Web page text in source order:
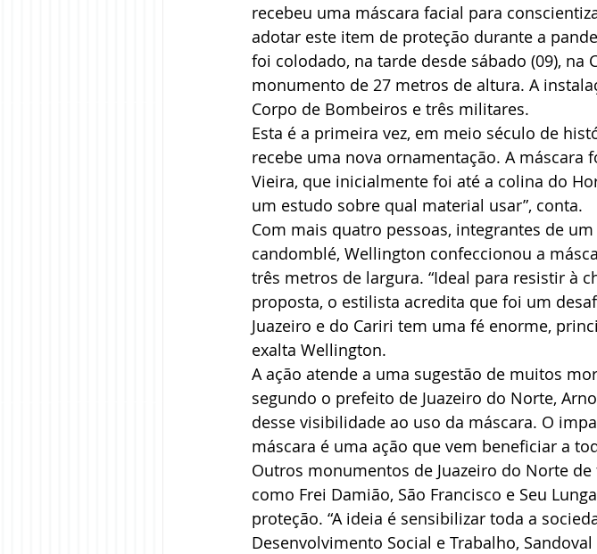
recebeu uma máscara facial para
adotar este item de proteção durante a
foi colodado, na tarde desde sábado (09),
monumento de 27 metros de altura. A
Corpo de Bombeiros e três militares.
Esta é a primeira vez, em meio século de
recebe uma nova ornamentação. A
Vieira, que inicialmente foi até a colina do
um estudo sobre qual material usar”, conta.
Com mais quatro pessoas, integrantes de
candomblé, Wellington confeccionou a
três metros de largura. “Ideal para resistir à
proposta, o estilista acredita que foi um
Juazeiro e do Cariri tem uma fé enorme,
exalta Wellington.
A ação atende a uma sugestão de muitos
segundo o prefeito de Juazeiro do Norte,
desse visibilidade ao uso da máscara. O
máscara é uma ação que vem beneficiar a
Outros monumentos de Juazeiro do Norte
como Frei Damião, São Francisco e Seu
proteção. “A ideia é sensibilizar toda a
Desenvolvimento Social e Trabalho,